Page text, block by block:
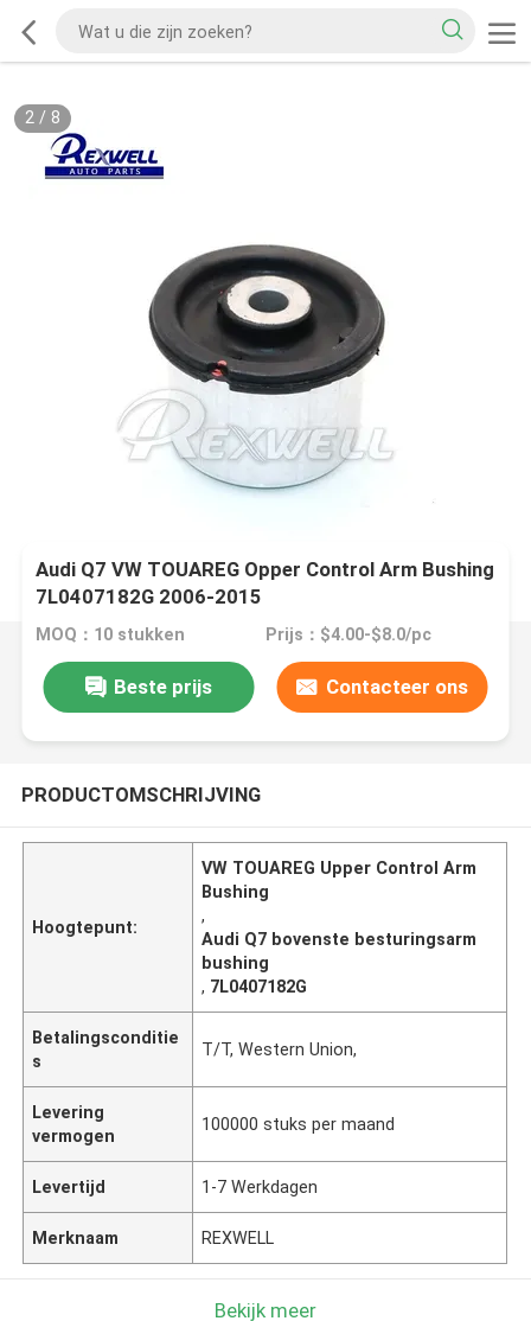
2/ 8
Audi Q7 VW TOUAREG Opper Control Arm Bushing
7L0407182G 2006-2015
MOQ：10 stukken Prijs：$4.00-$8.0/pc
Beste prijs Contacteer ons
PRODUCTOMSCHRIJVING
Hoogtepunt:
VW TOUAREG Upper Control Arm
Bushing
,
Audi Q7 bovenste besturingsarm
bushing
, 7L0407182G
Betalingsconditie
s
T/T, Western Union,
Levering
vermogen
100000 stuks per maand
Levertijd 1-7 Werkdagen
Merknaam REXWELL
Bekijk meer